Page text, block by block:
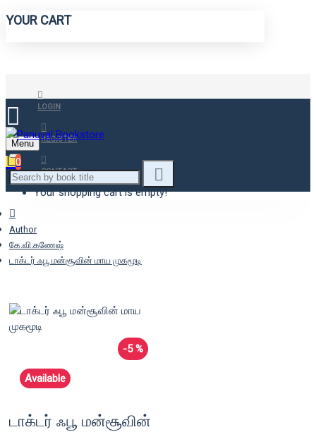
YOUR CART
LOGIN
REGISTER
CONTACT
Menu
0
Your shopping cart is empty!
Author
கே.வி.கணேஷ்
டாக்டர் ஃபூ மன்சூவின் மாய முகமூடி
-5 %
Available
டாக்டர் ஃபூ மன்சூவின்